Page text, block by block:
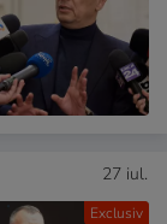
Exclusiv
27 iul.